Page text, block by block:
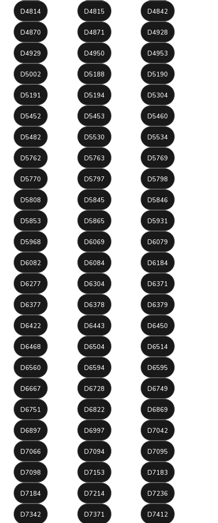
D4814 D4815 D4842
D4870 D4871 D4928
D4929 D4950 D4953
D5002 D5188 D5190
D5191 D5194 D5304
D5452 D5453 D5460
D5482 D5530 D5534
D5762 D5763 D5769
D5770 D5797 D5798
D5808 D5845 D5846
D5853 D5865 D5931
D5968 D6069 D6079
D6082 D6084 D6184
D6277 D6304 D6371
D6377 D6378 D6379
D6422 D6443 D6450
D6468 D6504 D6514
D6560 D6594 D6595
D6667 D6728 D6749
D6751 D6822 D6869
D6897 D6997 D7042
D7066 D7094 D7095
D7098 D7153 D7183
D7184 D7214 D7236
D7342 D7371 D7412